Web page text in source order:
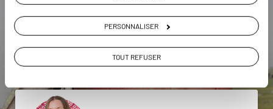
PERSONNALISER
TOUT REFUSER
Oulan-Bator Kharkhorin Khogno Khan
Vallée de l'Orkhon
Parc naturel de Khorgo -Terkhiin